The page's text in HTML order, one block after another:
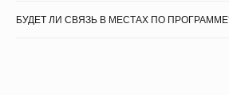
БУДЕТ ЛИ СВЯЗЬ В МЕСТАХ ПО